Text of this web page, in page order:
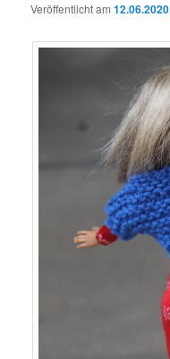
Veröffentlicht am12.06.2020